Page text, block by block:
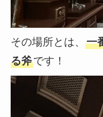
その場所とは、 一
る斧です！